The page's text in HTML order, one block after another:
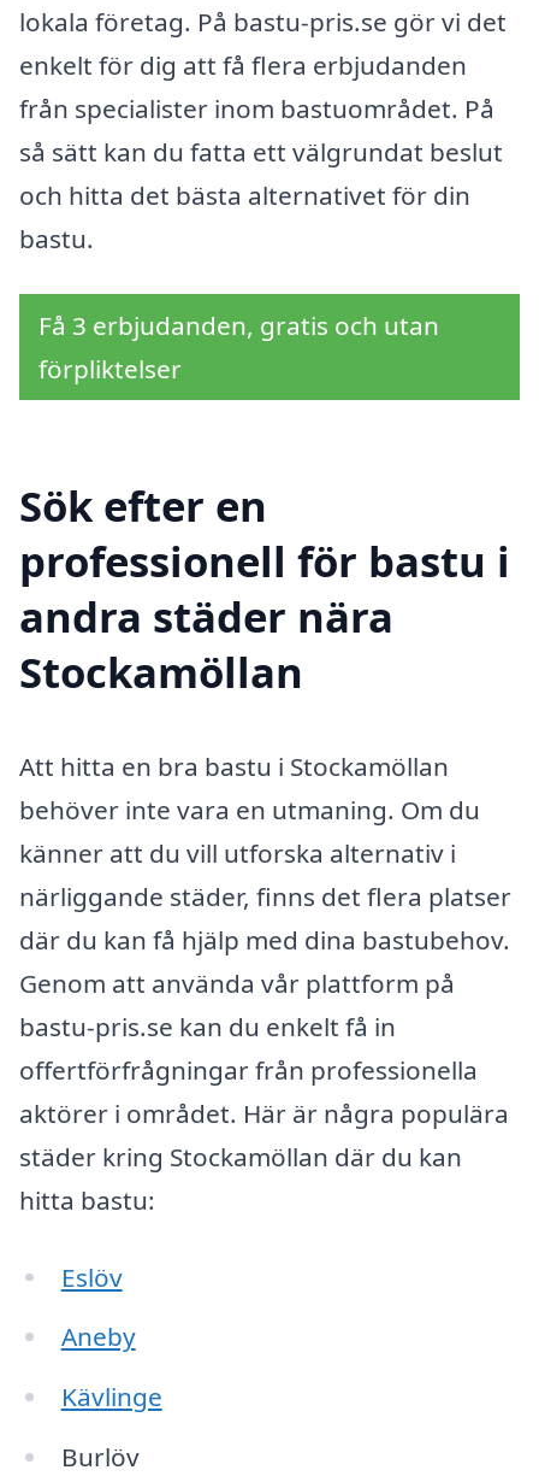
lokala företag. På bastu-pris.se gör vi det
enkelt för dig att få flera erbjudanden
från specialister inom bastuområdet. På
så sätt kan du fatta ett välgrundat beslut
och hitta det bästa alternativet för din
bastu.
Få 3 erbjudanden, gratis och utan
förpliktelser
Sök efter en
professionell för bastu i
andra städer nära
Stockamöllan
Att hitta en bra bastu i Stockamöllan
behöver inte vara en utmaning. Om du
känner att du vill utforska alternativ i
närliggande städer, finns det flera platser
där du kan få hjälp med dina bastubehov.
Genom att använda vår plattform på
bastu-pris.se kan du enkelt få in
offertförfrågningar från professionella
aktörer i området. Här är några populära
städer kring Stockamöllan där du kan
hitta bastu:
Eslöv
Aneby
Kävlinge
Burlöv